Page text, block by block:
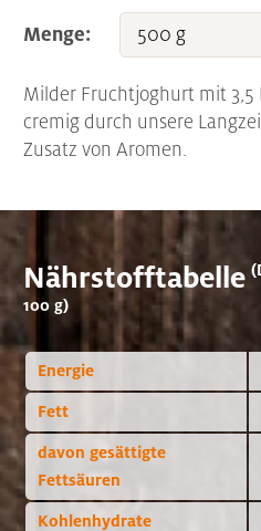
Menge:
Milder Fruchtjoghurt mit 3,5
cremig durch unsere
Zusatz von Aromen.
Nährstofftabelle
100 g)
Energie
Fett
davon gesättigte
Fettsäuren
Kohlenhydrate